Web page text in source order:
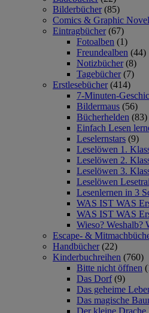
Bilderbücher (85)
Comics & Graphic
Eintragbücher (67)
Fotoalben (1)
Freundealben (44)
Notizbücher (8)
Tagebücher (7)
Erstlesebücher (414)
7-Minuten-
Bildermaus (56)
Bücherhelden (83)
Einfach Lesen
Leselernstars (9)
Leselöwen 1.
Leselöwen 2.
Leselöwen 3.
Leselöwen
Lesenlernen in 3
WAS IST WAS
WAS IST WAS
Wieso? Weshalb?
Escape- &
Handbücher (22)
Kinderbuchreihen (760)
Bitte nicht öffnen
Das Dorf (9)
Das geheime
Das magische
Der kleine Drache